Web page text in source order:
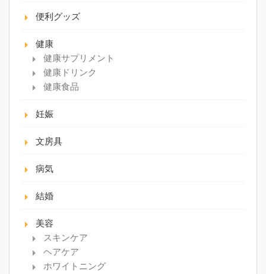
便利グッズ
健康
健康サプリメント
健康ドリンク
健康食品
妊娠
文房具
病気
結婚
美容
スキンケア
ヘアケア
ホワイトニング